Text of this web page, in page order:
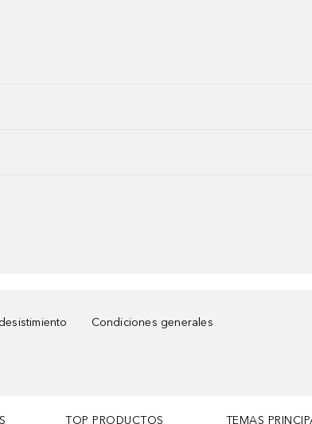
Condiciones generales
TOP PRODUCTOS TEMAS